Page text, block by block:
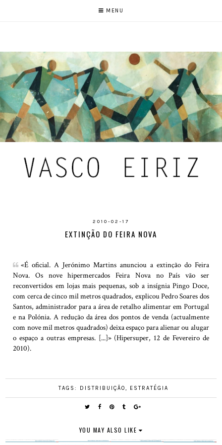
MENU
2010-02-17
EXTINÇÃO DO FEIRA NOVA
«É oficial. A Jerónimo Martins anunciou a extinção do Feira
Nova. Os nove hipermercados Feira Nova no País vão ser
reconvertidos em lojas mais pequenas, sob a insígnia Pingo Doce,
com cerca de cinco mil metros quadrados, explicou Pedro Soares dos
Santos, administrador para a área de retalho alimentar em Portugal
e na Polónia. A redução da área dos pontos de venda (actualmente
com nove mil metros quadrados) deixa espaço para alienar ou alugar
o espaço a outras empresas. [...]» (Hipersuper, 12 de Fevereiro de
2010).
TAGS: DISTRIBUIÇÃO, ESTRATÉGIA
YOU MAY ALSO LIKE